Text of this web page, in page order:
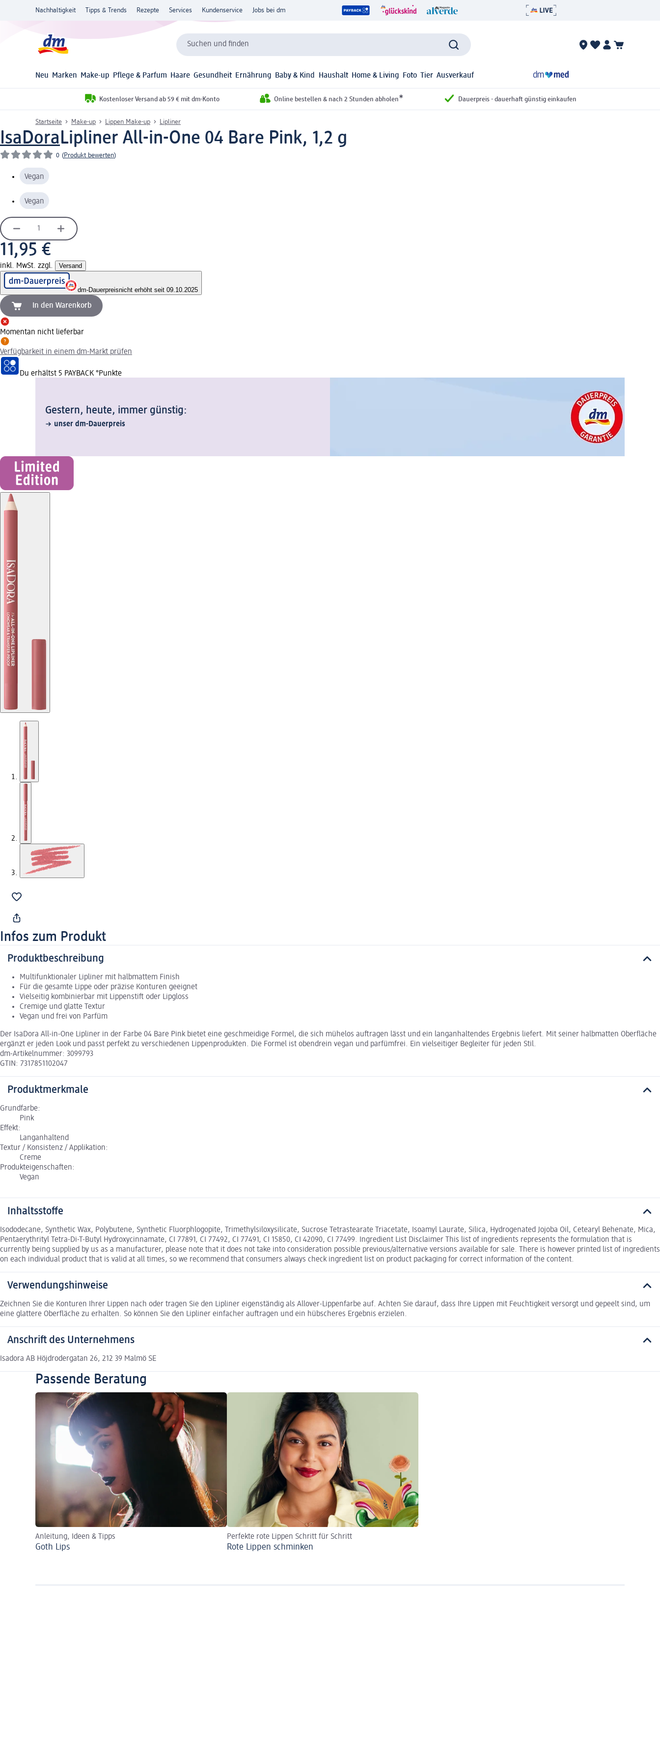
Nachhaltigkeit Tipps & Trends Rezepte Services Kundenservice Jobs bei dm
Suchen und finden
Neu Marken Make-up Pflege & Parfum Haare Gesundheit Ernährung Baby & Kind Haushalt Home & Living Foto Tier Ausverkauf
Kostenloser Versand ab 59 € mit dm-Konto Online bestellen & nach 2 Stunden abholen* Dauerpreis - dauerhaft günstig einkaufen
Startseite Make-up Lippen Make-up Lipliner
IsaDoraLipliner All-in-One 04 Bare Pink, 1,2 g
0 (Produkt bewerten)
Vegan
Vegan
11,95 €
inkl. MwSt. zzgl. Versand
dm-Dauerpreisnicht erhöht seit 09.10.2025
In den Warenkorb
Momentan nicht lieferbar
Verfügbarkeit in einem dm-Markt prüfen
Du erhältst 5 PAYBACK °Punkte
Gestern, heute, immer günstig:
unser dm-Dauerpreis
Infos zum Produkt
Produktbeschreibung
Multifunktionaler Lipliner mit halbmattem Finish
Für die gesamte Lippe oder präzise Konturen geeignet
Vielseitig kombinierbar mit Lippenstift oder Lipgloss
Cremige und glatte Textur
Vegan und frei von Parfüm
Der IsaDora All-in-One Lipliner in der Farbe 04 Bare Pink bietet eine geschmeidige Formel, die sich mühelos auftragen lässt und ein langanhaltendes Ergebnis liefert. Mit seiner halbmatten Oberfläche
ergänzt er jeden Look und passt perfekt zu verschiedenen Lippenprodukten. Die Formel ist obendrein vegan und parfümfrei. Ein vielseitiger Begleiter für jeden Stil.
dm-Artikelnummer: 3099793
GTIN: 7317851102047
Produktmerkmale
Grundfarbe:
Pink
Effekt:
Langanhaltend
Textur / Konsistenz / Applikation:
Creme
Produkteigenschaften:
Vegan
Inhaltsstoffe
Isododecane, Synthetic Wax, Polybutene, Synthetic Fluorphlogopite, Trimethylsiloxysilicate, Sucrose Tetrastearate Triacetate, Isoamyl Laurate, Silica, Hydrogenated Jojoba Oil, Cetearyl Behenate, Mica,
Pentaerythrityl Tetra-Di-T-Butyl Hydroxycinnamate, CI 77891, CI 77492, CI 77491, CI 15850, CI 42090, CI 77499. Ingredient List Disclaimer This list of ingredients represents the formulation that is
currently being supplied by us as a manufacturer, please note that it does not take into consideration possible previous/alternative versions available for sale. There is however printed list of ingredients
on each individual product that is valid at all times, so we recommend that consumers always check ingredient list on product packaging for correct information of the content.
Verwendungshinweise
Zeichnen Sie die Konturen Ihrer Lippen nach oder tragen Sie den Lipliner eigenständig als Allover-Lippenfarbe auf. Achten Sie darauf, dass Ihre Lippen mit Feuchtigkeit versorgt und gepeelt sind, um
eine glattere Oberfläche zu erhalten. So können Sie den Lipliner einfacher auftragen und ein hübscheres Ergebnis erzielen.
Anschrift des Unternehmens
Isadora AB Höjdrodergatan 26, 212 39 Malmö SE
Passende Beratung
Anleitung, Ideen & Tipps
Goth Lips
Perfekte rote Lippen Schritt für Schritt
Rote Lippen schminken